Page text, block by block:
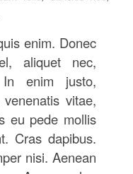
enim. Donec
aliquet nec,
enim justo,
vitae,
eu pede mollis
Cras dapibus.
nisi. Aenean